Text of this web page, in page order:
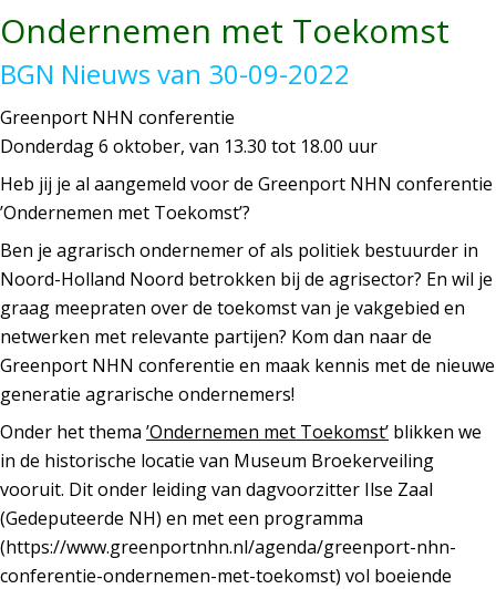
Ondernemen met Toekomst
BGN Nieuws van 30-09-2022
Greenport NHN conferentie
Donderdag 6 oktober, van 13.30 tot 18.00 uur
Heb jij je al aangemeld voor de Greenport NHN conferentie
’Ondernemen met Toekomst’?
Ben je agrarisch ondernemer of als politiek bestuurder in
Noord-Holland Noord betrokken bij de agrisector? En wil je
graag meepraten over de toekomst van je vakgebied en
netwerken met relevante partijen? Kom dan naar de
Greenport NHN conferentie en maak kennis met de nieuwe
generatie agrarische ondernemers!
Onder het thema ’Ondernemen met Toekomst’ blikken we
in de historische locatie van Museum Broekerveiling
vooruit. Dit onder leiding van dagvoorzitter Ilse Zaal
(Gedeputeerde NH) en met een programma
(https://www.greenportnhn.nl/agenda/greenport-nhn-
conferentie-ondernemen-met-toekomst) vol boeiende